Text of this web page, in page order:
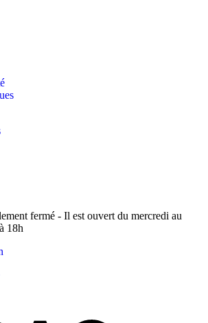
fermé - Il est ouvert du mercredi au
18h